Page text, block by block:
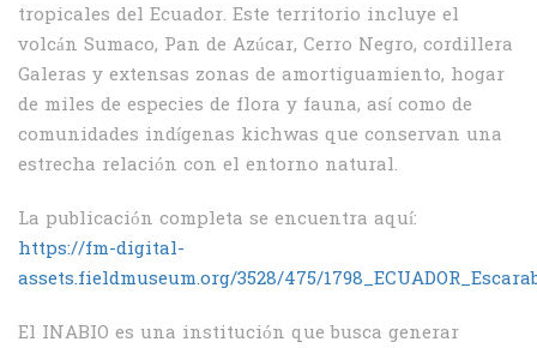
tropicales del Ecuador. Este territorio incluye el
volcán Sumaco, Pan de Azúcar, Cerro Negro, cordillera
Galeras y extensas zonas de amortiguamiento, hogar
de miles de especies de flora y fauna, así como de
comunidades indígenas kichwas que conservan una
estrecha relación con el entorno natural.
La publicación completa se encuentra aquí:
https://fm-digital-
assets.fieldmuseum.org/3528/475/
El INABIO es una institución que busca generar